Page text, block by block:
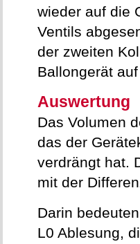
wieder auf die
Ventils
der zweiten
Ballongerät
Auswertung
Das Volumen
das der
verdrängt hat.
mit der
Darin
L0 Ablesung,